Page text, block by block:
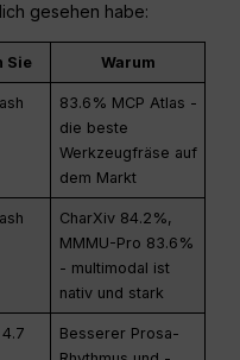
gesehen habe:
Sie Warum
83.6% MCP Atlas -
die beste
Werkzeugfräse auf
dem Markt
CharXiv 84.2%,
MMMU-Pro 83.6%
- multimodal ist
nativ und stark
Besserer Prosa-